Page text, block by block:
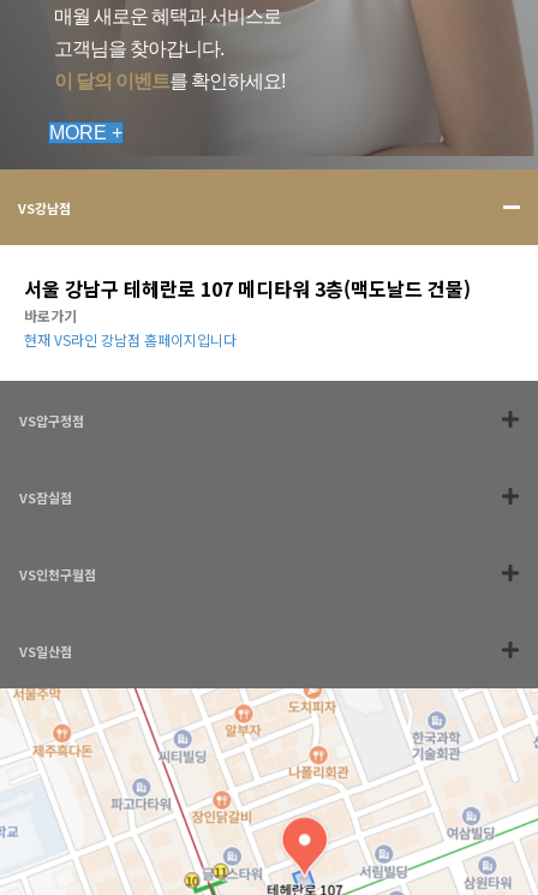
매월 새로운 혜택과 서비스로
고객님을 찾아갑니다.
이 달의 이벤트를 확인하세요!
MORE +
VS강남점
서울 강남구 테헤란로 107 메디타워 3층(맥도날드 건물)
바로가기
현재 VS라인 강남점 홈페이지입니다
VS압구정점
VS잠실점
VS인천구월점
VS일산점